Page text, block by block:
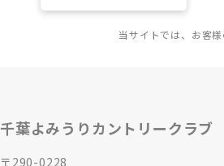
当サイトでは、お客
千葉よみうりカントリークラブ
〒290-0228